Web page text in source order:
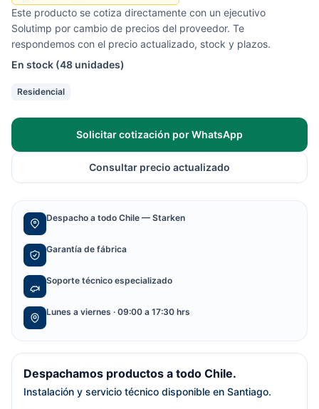
Este producto se cotiza directamente con un ejecutivo
Solutimp por cambio de precios del proveedor. Te
respondemos con el precio actualizado, stock y plazos.
En stock (48 unidades)
Residencial
Solicitar cotización por WhatsApp
Consultar precio actualizado
Despacho a todo Chile — Starken
Garantía de fábrica
Soporte técnico especializado
Lunes a viernes · 09:00 a 17:30 hrs
Despachamos productos a todo Chile.
Instalación y servicio técnico disponible en Santiago.